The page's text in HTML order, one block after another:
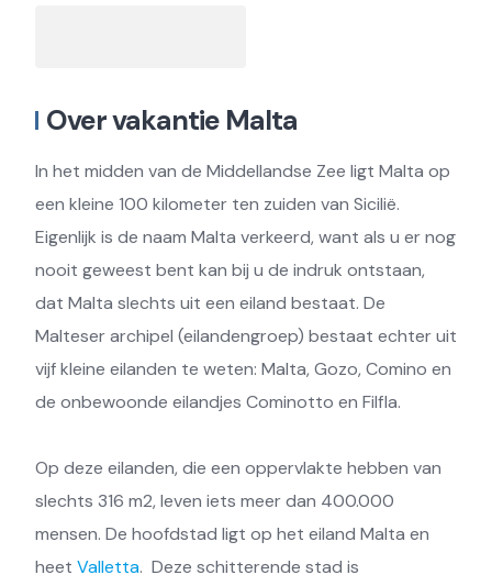
Over vakantie Malta
In het midden van de Middellandse Zee ligt Malta op
een kleine 100 kilometer ten zuiden van Sicilië.
Eigenlijk is de naam Malta verkeerd, want als u er nog
nooit geweest bent kan bij u de indruk ontstaan,
dat Malta slechts uit een eiland bestaat. De
Malteser archipel (eilandengroep) bestaat echter uit
vijf kleine eilanden te weten: Malta, Gozo, Comino en
de onbewoonde eilandjes Cominotto en Filfla.
Op deze eilanden, die een oppervlakte hebben van
slechts 316 m2, leven iets meer dan 400.000
mensen. De hoofdstad ligt op het eiland Malta en
heet Valletta. Deze schitterende stad is